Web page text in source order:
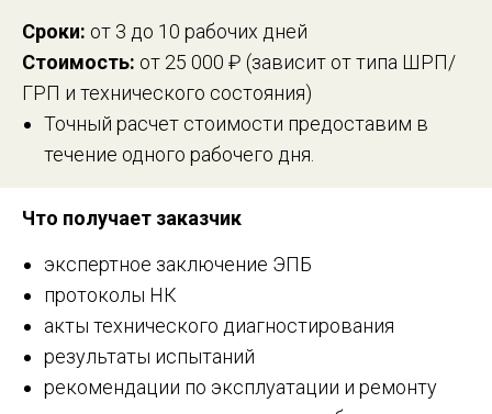
Сроки: от 3 до 10 рабочих дней
Стоимость: от 25 000 ₽ (зависит от типа ШРП/
ГРП и технического состояния)
Точный расчет стоимости предоставим в
течение одного рабочего дня.
Что получает заказчик
экспертное заключение ЭПБ
протоколы НК
акты технического диагностирования
результаты испытаний
рекомендации по эксплуатации и ремонту